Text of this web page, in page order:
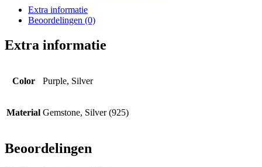
Extra informatie
Beoordelingen (0)
Extra informatie
Color Purple, Silver
Material Gemstone, Silver (925)
Beoordelingen